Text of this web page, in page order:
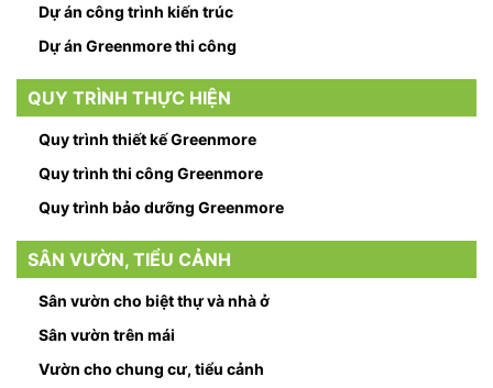
Dự án công trình kiến trúc
Dự án Greenmore thi công
QUY TRÌNH THỰC HIỆN
Quy trình thiết kế Greenmore
Quy trình thi công Greenmore
Quy trình bảo dưỡng Greenmore
SÂN VƯỜN, TIỂU CẢNH
Sân vườn cho biệt thự và nhà ở
Sân vườn trên mái
Vườn cho chung cư, tiểu cảnh